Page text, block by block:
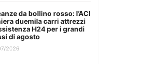
da bollino rosso: l’ACI
duemila carri attrezzi
H24 per i grandi
di agosto
2026